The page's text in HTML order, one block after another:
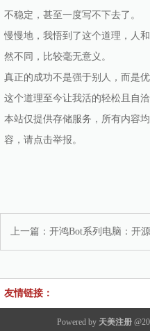
不稳定，甚至一度写不下去了。
慢慢地，我悟到了这个道理，人
然不同，比较毫无意义。
真正的成功不是强于别人，而是优
这个道理至今让我活的轻松且自洽
本站仅提供存储服务，所有内容
容，请点击举报。
上一篇： 开鸿Bot系列电脑：开
友情链接：
Powered by 天美注册